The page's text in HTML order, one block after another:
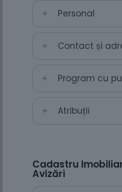
Personal
Contact și
Program cu
Atribuții
Cadastru
Avizări